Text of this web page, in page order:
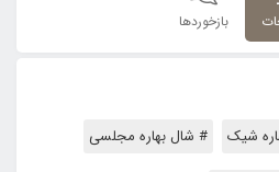
بازخوردها
شیک # شال بهاره مجلسی